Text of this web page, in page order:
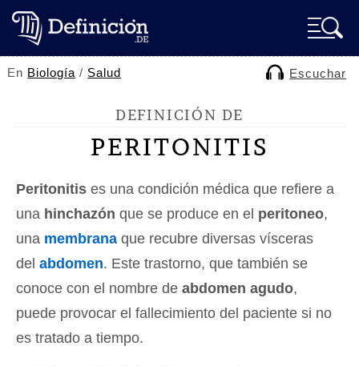
En Biología / Salud Escuchar
DEFINICIÓN DE
PERITONITIS
Peritonitis es una condición médica que refiere a
una hinchazón que se produce en el peritoneo,
una membrana que recubre diversas vísceras
del abdomen. Este trastorno, que también se
conoce con el nombre de abdomen agudo,
puede provocar el fallecimiento del paciente si no
es tratado a tiempo.